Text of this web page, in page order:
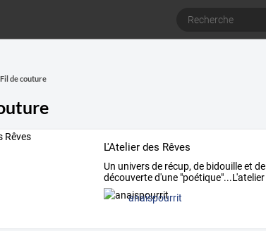
Fil de couture
L'Atelier des Rêves
Un universde récup, de bidouilleet de
découverted'une "poétique"...L'atelier
anaispourrit